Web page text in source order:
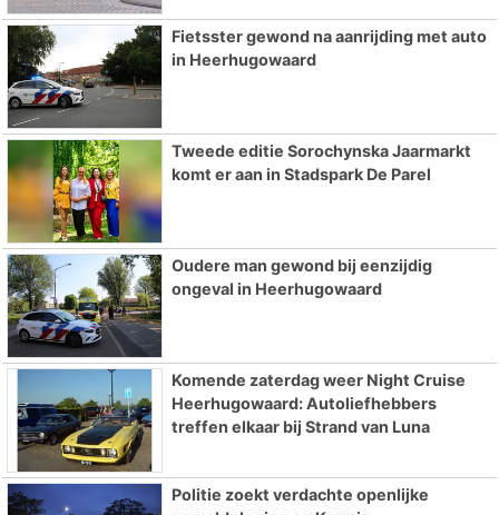
Fietsster gewond na aanrijding met auto
in Heerhugowaard
Tweede editie Sorochynska Jaarmarkt
komt er aan in Stadspark De Parel
Oudere man gewond bij eenzijdig
ongeval in Heerhugowaard
Komende zaterdag weer Night Cruise
Heerhugowaard: Autoliefhebbers
treffen elkaar bij Strand van Luna
Politie zoekt verdachte openlijke